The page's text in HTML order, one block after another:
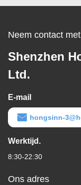
Neem contact
Shenzhen
Ltd.
E-mail
hongsinn-
Werktijd.
8:30-22:30
Ons adres